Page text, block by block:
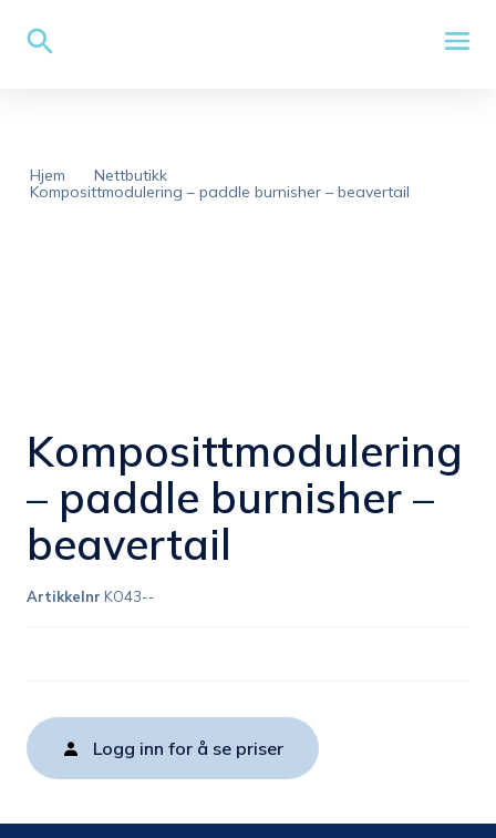
Hjem
Nettbutikk
Komposittmodulering – paddle burnisher – beavertail
Komposittmodulering
– paddle burnisher –
beavertail
Artikkelnr KO43--
Logg inn for å se priser